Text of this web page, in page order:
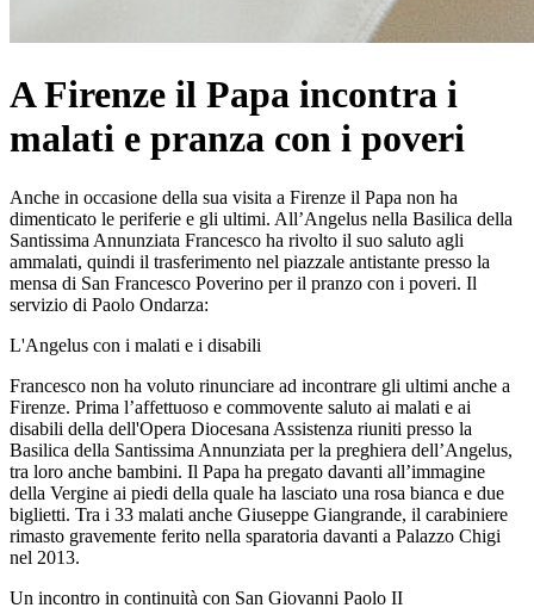
A Firenze il Papa incontra i
malati e pranza con i poveri
Anche in occasione della sua visita a Firenze il Papa non ha
dimenticato le periferie e gli ultimi. All’Angelus nella Basilica della
Santissima Annunziata Francesco ha rivolto il suo saluto agli
ammalati, quindi il trasferimento nel piazzale antistante presso la
mensa di San Francesco Poverino per il pranzo con i poveri. Il
servizio di Paolo Ondarza:
L'Angelus con i malati e i disabili
Francesco non ha voluto rinunciare ad incontrare gli ultimi anche a
Firenze. Prima l’affettuoso e commovente saluto ai malati e ai
disabili della dell'Opera Diocesana Assistenza riuniti presso la
Basilica della Santissima Annunziata per la preghiera dell’Angelus,
tra loro anche bambini. Il Papa ha pregato davanti all’immagine
della Vergine ai piedi della quale ha lasciato una rosa bianca e due
biglietti. Tra i 33 malati anche Giuseppe Giangrande, il carabiniere
rimasto gravemente ferito nella sparatoria davanti a Palazzo Chigi
nel 2013.
Un incontro in continuità con San Giovanni Paolo II